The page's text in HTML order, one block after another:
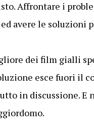
Affrontare i
avere le soluzioni
dei film gialli
esce fuori il
in discussione. E